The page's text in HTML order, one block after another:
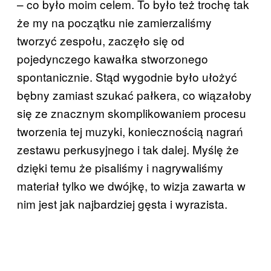
– co było moim celem. To było też trochę tak
że my na początku nie zamierzaliśmy
tworzyć zespołu, zaczęło się od
pojedynczego kawałka stworzonego
spontanicznie. Stąd wygodnie było ułożyć
bębny zamiast szukać pałkera, co wiązałoby
się ze znacznym skomplikowaniem procesu
tworzenia tej muzyki, koniecznością nagrań
zestawu perkusyjnego i tak dalej. Myślę że
dzięki temu że pisaliśmy i nagrywaliśmy
materiał tylko we dwójkę, to wizja zawarta w
nim jest jak najbardziej gęsta i wyrazista.